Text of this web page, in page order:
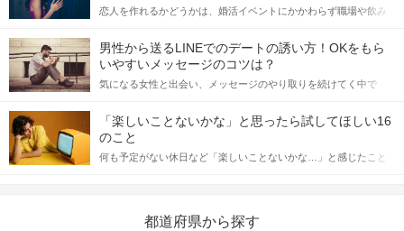
恋人を作れるかどうかは、婚活イベントにかかわらず職場や飲み
てアプローチできるかにも左右されます。 これから恋人作りを本
格的に始めようとしている方は、女性が異性を求めて出すサイン
をしっかりと理解し、正しい行動に移せるかどうかが重要。 この
記事では、女性が話しかけて欲しい時に出すサインとその心理を
合にどのような行動に繋げるべきかをご紹介していきます。
男性から送るLINEでのデートの誘い方！OKをもら
いやすいメッセージのコツは？
気になる女性と出会い、メッセージのやり取りを続けてく中で
しかし、中には「どう誘ったらいいの？」とお困りの男性もいら
っしゃるのではないでしょうか。 そこで今回は、男性から女性へ
送るLINEでのデートの誘い方のコツをご紹介します。例文も混じ
えながら解説するので、ぜひ参考にしてください。
「楽しいことないかな」と思ったら試してほしい16
のこと
何も予定がない休日など「楽しいことないかな…」と感じたこと
の楽しいことアイデアを集めました♪ いままさに楽しいことを探し
都道府県から探す